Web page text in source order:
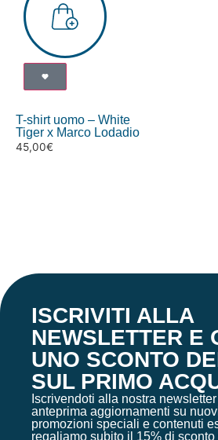
T-shirt uomo – White
Tiger x Marco Lodadio
45,00€
ISCRIVITI ALLA
NEWSLETTER E
UNO SCONTO
SUL PRIMO
Iscrivendoti alla nostra
anteprima aggiornamenti su
promozioni speciali e contenuti
regaliamo subito il 15% di